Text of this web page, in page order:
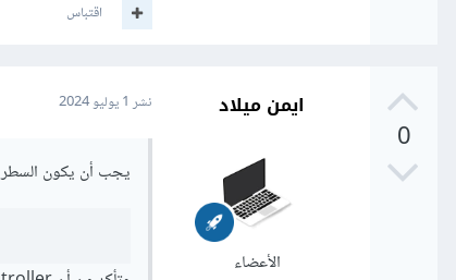
اقتباس
0
ايمن ميلاد
الأعضاء
نشر 1 يوليو 2024
يجب أن يكون السطر 10 كالتالي